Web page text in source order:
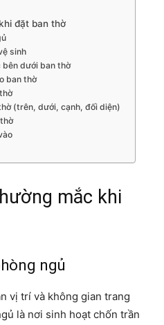
đặt ban thờ
sinh
bên dưới ban thờ
ban thờ
(trên, dưới, cạnh, đối diện)
mắc khi
ngủ
vị trí và không gian trang
là nơi sinh hoạt chốn trần